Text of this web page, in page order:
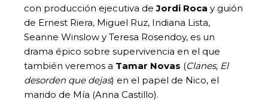
con producción ejecutiva deJordi Roca y guión
de Ernest Riera, Miguel Ruz, Indiana Lista,
Seanne Winslow y Teresa Rosendoy, es un
drama épico sobre supervivencia en el que
también veremos a Tamar Novas (Clanes, El
desorden que dejas) en el papel de Nico, el
marido de Mía (Anna Castillo).